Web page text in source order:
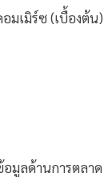
มเมิร์ซ (เบื้องต้น)
มูลด้านการตลาด